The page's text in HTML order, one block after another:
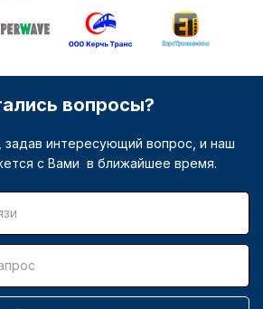
вопросы?
задав интересующий вопрос, и наш
с Вами в ближайшее время.